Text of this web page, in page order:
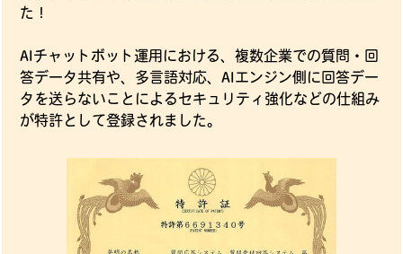
た！
AIチャットボット運用における、複数企業での質問・回
答データ共有や、多言語対応、AIエンジン側に回答デー
タを送らないことによるセキュリティ強化などの仕組み
が特許として登録されました。